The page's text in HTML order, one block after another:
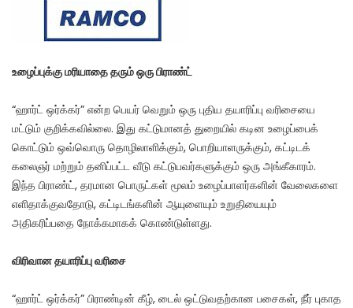
உழைப்புக்கு மரியாதை தரும் ஒரு பிராண்ட்
“ஹார்ட் ஒர்க்கர்” என்ற பெயர் வெறும் ஒரு புதிய தயாரிப்பு வரிசையை
மட்டும் குறிக்கவில்லை. இது கட்டுமானத் துறையில் கடின உழைப்பைக்
கொட்டும் ஒவ்வொரு தொழிலாளிக்கும், பொறியாளருக்கும், கட்டிடக்
கலைஞர் மற்றும் தனிப்பட்ட வீடு கட்டுபவர்களுக்கும் ஒரு அங்கீகாரம்.
இந்த பிராண்ட், தரமான பொருட்கள் மூலம் உழைப்பாளர்களின் வேலைகளை
எளிதாக்குவதோடு, கட்டிடங்களின் ஆயுளையும் உறுதியையும்
அதிகரிப்பதை நோக்கமாகக் கொண்டுள்ளது.
விரிவான தயாரிப்பு வரிசை
“ஹார்ட் ஒர்க்கர்” பிராண்டின் கீழ், டைல் ஒட்டுவதற்கான பசைகள், நீர் புகாத